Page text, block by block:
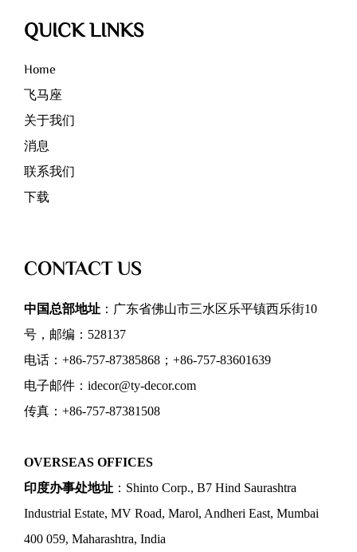
QUICK LINKS
Home
飞马座
关于我们
消息
联系我们
下载
CONTACT US
中国总部地址 ：广东省佛山市三水区乐平镇西乐街10
号，邮编：528137
电话：+86-757-87385868；+86-757-83601639
电子邮件：idecor@ty-decor.com
传真：+86-757-87381508
OVERSEAS OFFICES
印度办事处地址 ：Shinto Corp., B7 Hind Saurashtra
Industrial Estate, MV Road, Marol, Andheri East, Mumbai
400 059, Maharashtra, India